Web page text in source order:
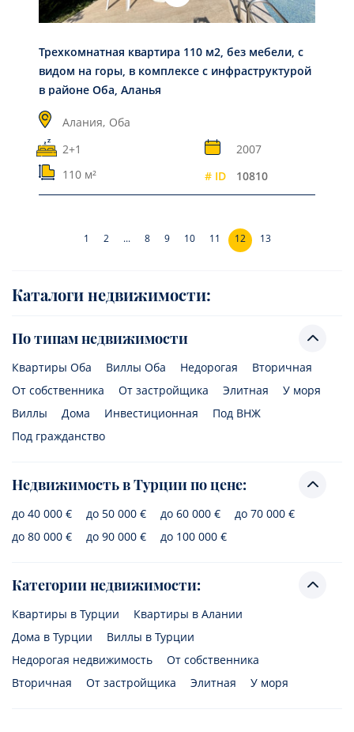
Трехкомнатная квартира 110 м2, без мебели, с
видом на горы, в комплексе с инфраструктурой
в районе Оба, Аланья
Алания, Оба
2+1
2007
110 м²
# ID 10810
1 2 ... 8 9 10 11 12 13
Каталоги недвижимости:
По типам недвижимости
Квартиры Оба Виллы Оба Недорогая
Вторичная
От собственника
От застройщика Элитная
У моря
Виллы
Дома Инвестиционная
Под ВНЖ
Под гражданство
Недвижимость в Турции по цене:
до 40 000 € до 50 000 € до 60 000 €
до 70 000 €
до 80 000 €
до 90 000 € до 100 000 €
Категории недвижимости:
Квартиры в Турции
Квартиры в Алании
Дома в Турции
Виллы в Турции
Недорогая недвижимость
От собственника
Вторичная
От застройщика Элитная У моря